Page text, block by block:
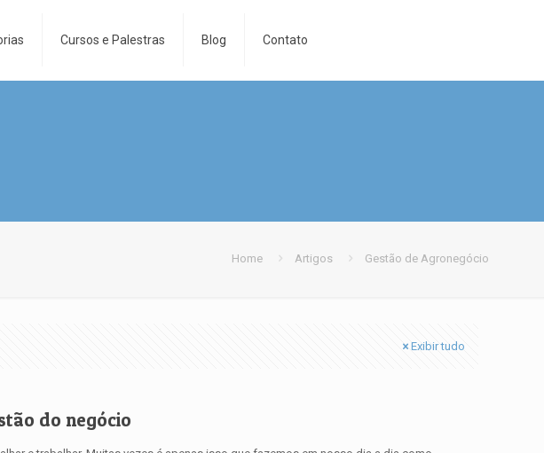
Cursos e Palestras Blog Contato
Home Artigos Gestão de Agronegócio
Exibir tudo
do negócio